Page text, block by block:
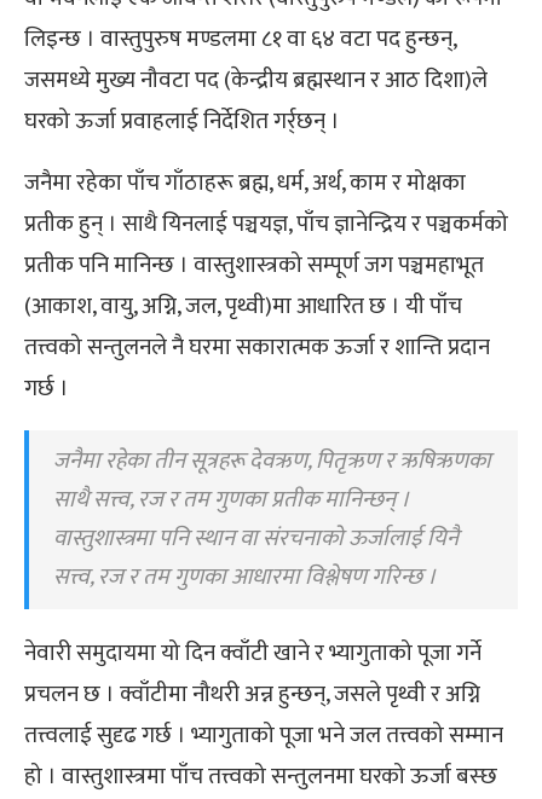
लिइन्छ । वास्तुपुरुष मण्डलमा ८१ वा ६४ वटा पद हुन्छन्,
जसमध्ये मुख्य नौवटा पद (केन्द्रीय ब्रह्मस्थान र आठ दिशा)ले
घरको ऊर्जा प्रवाहलाई निर्देशित गर्र्छन् ।
जनैमा रहेका पाँच गाँठाहरू ब्रह्म, धर्म, अर्थ, काम र मोक्षका
प्रतीक हुन् । साथै यिनलाई पञ्चयज्ञ, पाँच ज्ञानेन्द्रिय र पञ्चकर्मको
प्रतीक पनि मानिन्छ । वास्तुशास्त्रको सम्पूर्ण जग पञ्चमहाभूत
(आकाश, वायु, अग्नि, जल, पृथ्वी)मा आधारित छ । यी पाँच
तत्त्वको सन्तुलनले नै घरमा सकारात्मक ऊर्जा र शान्ति प्रदान
गर्छ ।
जनैमा रहेका तीन सूत्रहरू देवऋण, पितृऋण र ऋषिऋणका
साथै सत्त्व, रज र तम गुणका प्रतीक मानिन्छन् ।
वास्तुशास्त्रमा पनि स्थान वा संरचनाको ऊर्जालाई यिनै
सत्त्व, रज र तम गुणका आधारमा विश्लेषण गरिन्छ ।
नेवारी समुदायमा यो दिन क्वाँटी खाने र भ्यागुताको पूजा गर्ने
प्रचलन छ । क्वाँटीमा नौथरी अन्न हुन्छन्, जसले पृथ्वी र अग्नि
तत्त्वलाई सुदृढ गर्छ । भ्यागुताको पूजा भने जल तत्त्वको सम्मान
हो । वास्तुशास्त्रमा पाँच तत्त्वको सन्तुलनमा घरको ऊर्जा बस्छ